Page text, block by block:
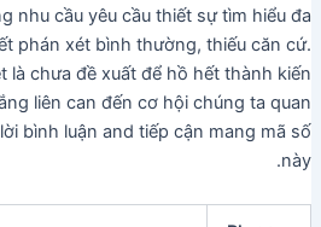
nhu cầu yêu cầu thiết sự tìm hiểu đa
phán xét bình thường, thiếu căn cứ.
là chưa đề xuất để hồ hết thành kiến
liên can đến cơ hội chúng ta quan
bình luận and tiếp cận mang mã số
này.